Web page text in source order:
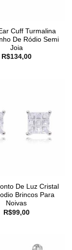
Cuff Turmalina
De Ródio Semi
Joia
R$134,00
De Luz Cristal
Brincos Para
Noivas
R$99,00